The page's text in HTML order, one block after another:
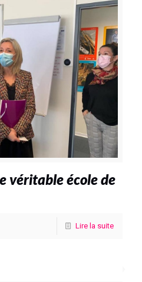
véritable école de
Lire la suite